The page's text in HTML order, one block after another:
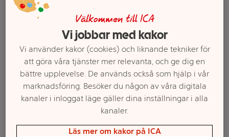
Välkommen till ICA
Vi jobbar med kakor
Vi använder kakor (cookies) och liknande tekniker för
att göra våra tjänster mer relevanta, och ge dig en
bättre upplevelse. De används också som hjälp i vår
marknadsföring. Besöker du någon av våra digitala
kanaler i inloggat läge gäller dina inställningar i alla
kanaler.
Läs mer om kakor på ICA